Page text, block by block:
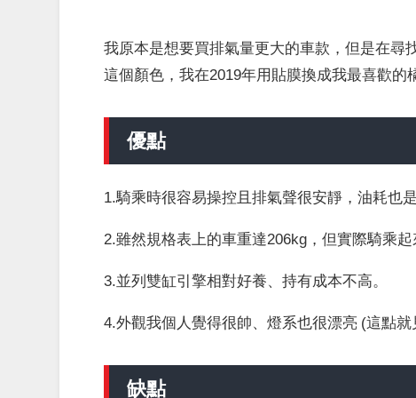
我原本是想要買排氣量更大的車款，但是在尋
這個顏色，我在2019年用貼膜換成我最喜歡的
優點
1.騎乘時很容易操控且排氣聲很安靜，油耗也
2.雖然規格表上的車重達206kg，但實際騎乘起
3.並列雙缸引擎相對好養、持有成本不高。
4.外觀我個人覺得很帥、燈系也很漂亮 (這點就
缺點